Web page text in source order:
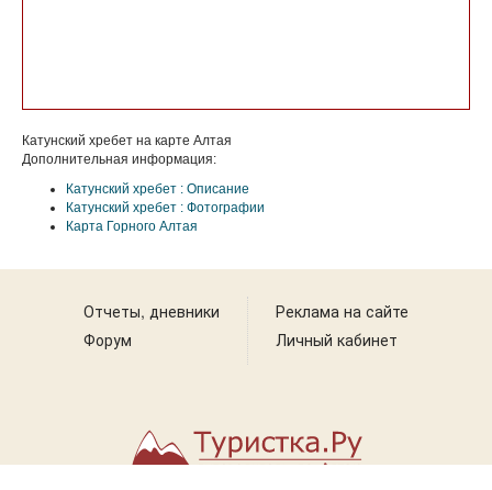
Катунский хребет на карте Алтая
Дополнительная информация:
Катунский хребет : Описание
Катунский хребет : Фотографии
Карта Горного Алтая
Отчеты, дневники
Форум
Реклама на сайте
Личный кабинет